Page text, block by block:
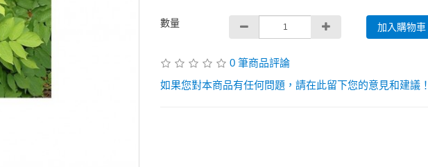
數量 加入購物車
0 筆商品評論
如果您對本商品有任何問題，請在此留下您的意見和建議！